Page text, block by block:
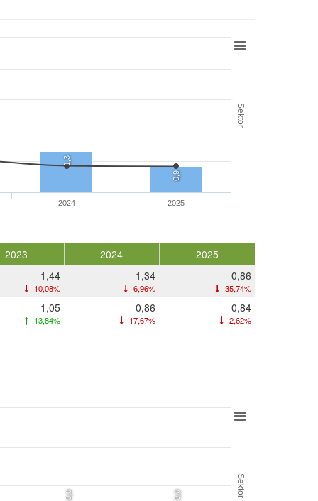
Sektor
1,3
0,9
2024 2025
2023 2024
2025
1,44
10,08%
1,34
6,96%
0,86
35,74%
1,05
13,84%
0,86
17,67%
0,84
2,62%
Sektor
0,0 0,0